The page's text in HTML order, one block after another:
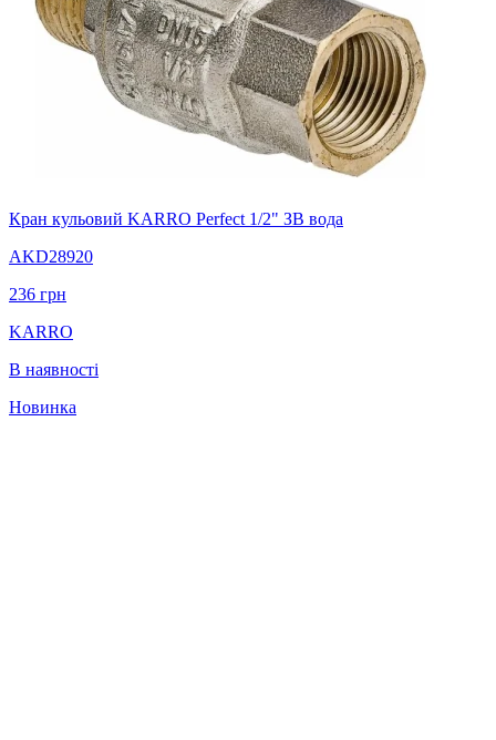
Кран кульовий KARRO Perfect 1/2" ЗВ вода
AKD28920
236 грн
KARRO
В наявності
Новинка